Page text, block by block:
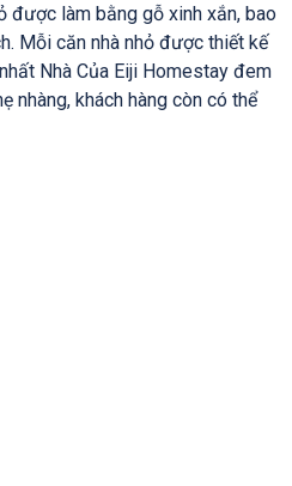
được làm bằng gỗ xinh xắn, bao
Mỗi căn nhà nhỏ được thiết kế
Nhà Của Eiji Homestay đem
nhàng, khách hàng còn có thể